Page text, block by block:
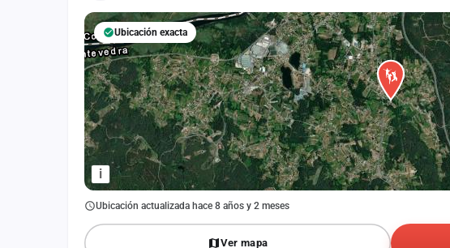
i
Ubicación exacta
Ubicación actualizada hace 8 años y 2 meses
Ver mapa
Iniciar sesión